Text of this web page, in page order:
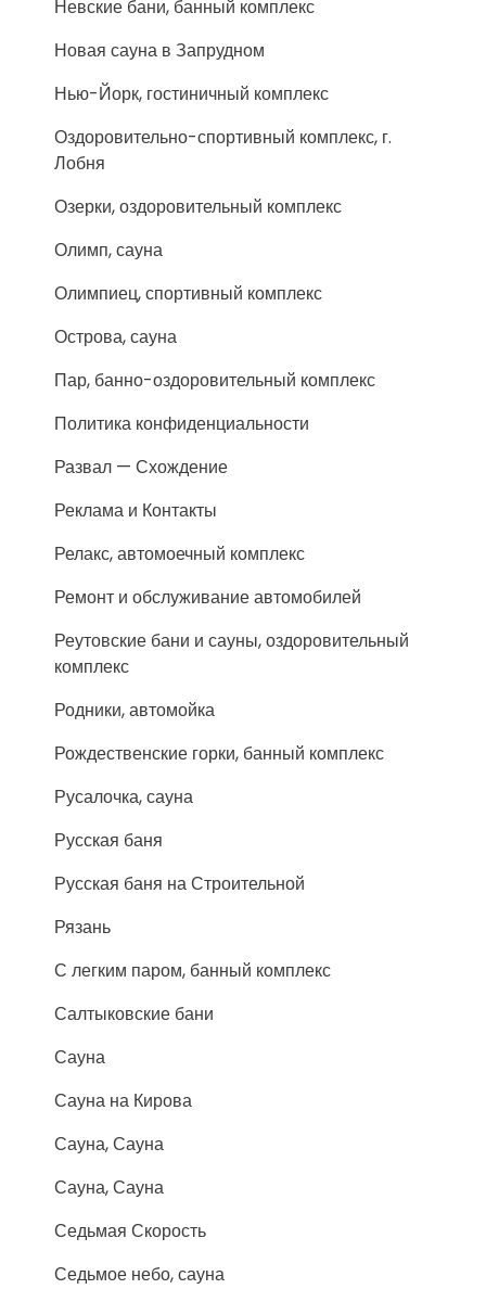
Невские бани, банный комплекс
Новая сауна в Запрудном
Нью-Йорк, гостиничный комплекс
Оздоровительно-спортивный комплекс, г.
Лобня
Озерки, оздоровительный комплекс
Олимп, сауна
Олимпиец, спортивный комплекс
Острова, сауна
Пар, банно-оздоровительный комплекс
Политика конфиденциальности
Развал — Схождение
Реклама и Контакты
Релакс, автомоечный комплекс
Ремонт и обслуживание автомобилей
Реутовские бани и сауны, оздоровительный
комплекс
Родники, автомойка
Рождественские горки, банный комплекс
Русалочка, сауна
Русская баня
Русская баня на Строительной
Рязань
С легким паром, банный комплекс
Салтыковские бани
Сауна
Сауна на Кирова
Сауна, Сауна
Сауна, Сауна
Седьмая Скорость
Седьмое небо, сауна